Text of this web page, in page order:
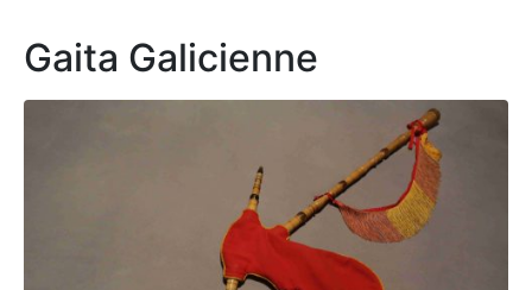
Gaita Galicienne